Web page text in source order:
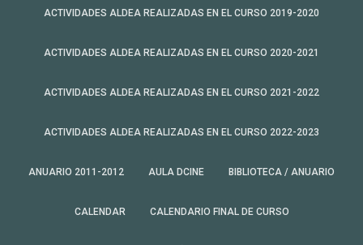
ACTIVIDADES ALDEA REALIZADAS EN EL CURSO 2019-2020
ACTIVIDADES ALDEA REALIZADAS EN EL CURSO 2020-2021
ACTIVIDADES ALDEA REALIZADAS EN EL CURSO 2021-2022
ACTIVIDADES ALDEA REALIZADAS EN EL CURSO 2022-2023
ANUARIO 2011-2012 AULA DCINE BIBLIOTECA / ANUARIO
CALENDAR CALENDARIO FINAL DE CURSO